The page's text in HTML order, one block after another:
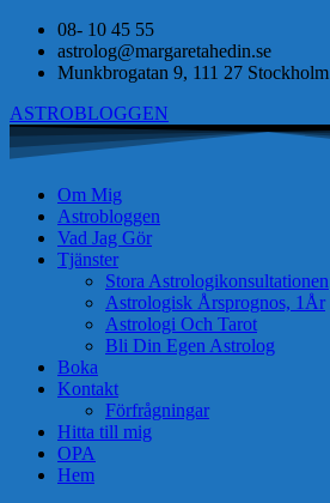
08- 10 45 55
astrolog@margaretahedin.se
Munkbrogatan 9, 111 27 Stockholm
ASTROBLOGGEN
Om Mig
Astrobloggen
Vad Jag Gör
Tjänster
Stora Astrologikonsultationen
Astrologisk Årsprognos, 1År
Astrologi Och Tarot
Bli Din Egen Astrolog
Boka
Kontakt
Förfrågningar
Hitta till mig
OPA
Hem